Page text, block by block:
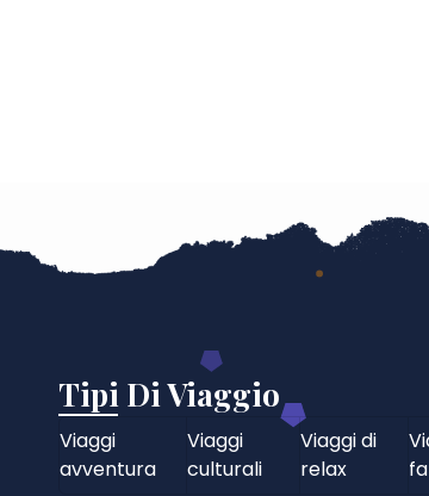
Tipi Di Viaggio
Viaggi
avventura
Viaggi
culturali
Viaggi di
relax